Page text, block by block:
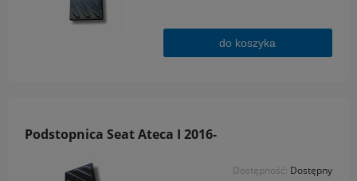
do koszyka
Podstopnica Seat Ateca I 2016-
Dostępność: Dostępny